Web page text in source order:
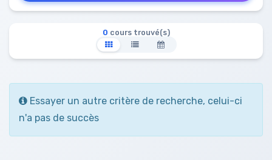
0 cours trouvé(s)
Essayer un autre critère de recherche, celui-ci
n'a pas de succès